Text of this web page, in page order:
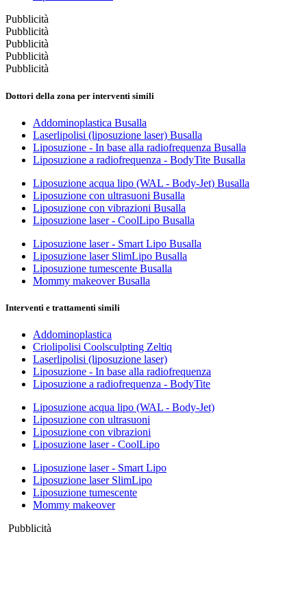
Pubblicità
Pubblicità
Pubblicità
Pubblicità
Pubblicità
Dottori della zona per interventi simili
Addominoplastica Busalla
Laserlipolisi (liposuzione laser) Busalla
Liposuzione - In base alla radiofrequenza Busalla
Liposuzione a radiofrequenza - BodyTite Busalla
Liposuzione acqua lipo (WAL - Body-Jet) Busalla
Liposuzione con ultrasuoni Busalla
Liposuzione con vibrazioni Busalla
Liposuzione laser - CoolLipo Busalla
Liposuzione laser - Smart Lipo Busalla
Liposuzione laser SlimLipo Busalla
Liposuzione tumescente Busalla
Mommy makeover Busalla
Interventi e trattamenti simili
Addominoplastica
Criolipolisi Coolsculpting Zeltiq
Laserlipolisi (liposuzione laser)
Liposuzione - In base alla radiofrequenza
Liposuzione a radiofrequenza - BodyTite
Liposuzione acqua lipo (WAL - Body-Jet)
Liposuzione con ultrasuoni
Liposuzione con vibrazioni
Liposuzione laser - CoolLipo
Liposuzione laser - Smart Lipo
Liposuzione laser SlimLipo
Liposuzione tumescente
Mommy makeover
Pubblicità